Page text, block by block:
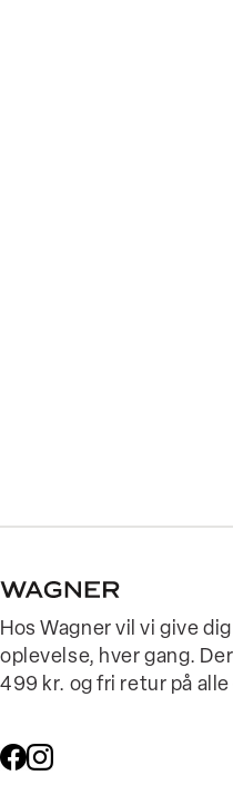
Hos Wagner vil vi give
oplevelse, hver gang.
499 kr. og fri retur på alle